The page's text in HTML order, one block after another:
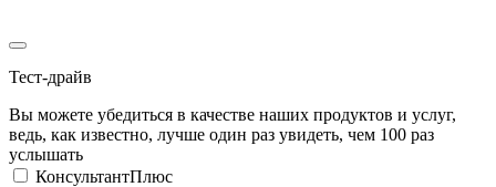
Тест-драйв
Вы можете убедиться в качестве наших продуктов и услуг,
ведь, как известно, лучше один раз увидеть, чем 100 раз
услышать
КонсультантПлюс